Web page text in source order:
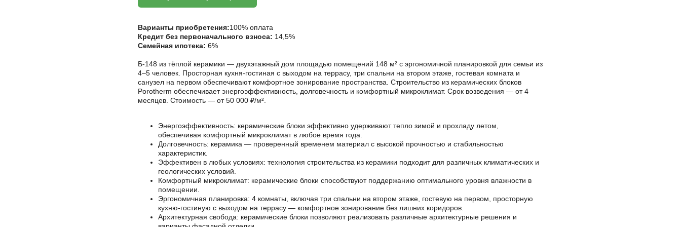
Варианты приобретения:100% оплата
Кредит без первоначального взноса: 14,5%
Семейная ипотека: 6%
Б-148 из тёплой керамики — двухэтажный дом площадью помещений 148 м² с эргономичной планировкой для семьи из
4–5 человек. Просторная кухня-гостиная с выходом на террасу, три спальни на втором этаже, гостевая комната и
санузел на первом обеспечивают комфортное зонирование пространства. Строительство из керамических блоков
Porotherm обеспечивает энергоэффективность, долговечность и комфортный микроклимат. Срок возведения — от 4
месяцев. Стоимость — от 50 000 ₽/м².
Энергоэффективность: керамические блоки эффективно удерживают тепло зимой и прохладу летом,
обеспечивая комфортный микроклимат в любое время года.
Долговечность: керамика — проверенный временем материал с высокой прочностью и стабильностью
характеристик.
Эффективен в любых условиях: технология строительства из керамики подходит для различных климатических и
геологических условий.
Комфортный микроклимат: керамические блоки способствуют поддержанию оптимального уровня влажности в
помещении.
Эргономичная планировка: 4 комнаты, включая три спальни на втором этаже, гостевую на первом, просторную
кухню-гостиную с выходом на террасу — комфортное зонирование без лишних коридоров.
Архитектурная свобода: керамические блоки позволяют реализовать различные архитектурные решения и